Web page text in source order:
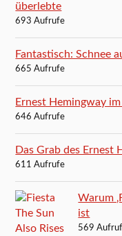
überlebte
693 Aufrufe
Fantastisch: Schnee
665 Aufrufe
Ernest Hemingway im
646 Aufrufe
Das Grab des Ernest
611 Aufrufe
Warum
ist
569